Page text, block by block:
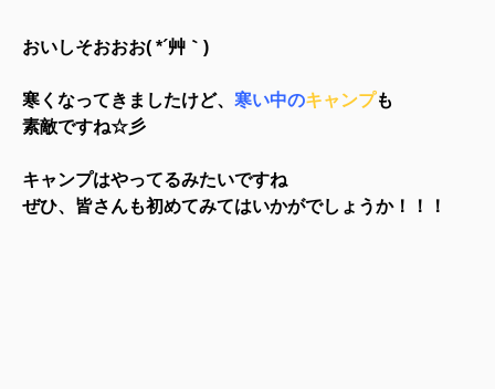
おいしそおおお( *´艸｀)
寒くなってきましたけど、 寒い中のキャンプも
素敵ですね☆彡
キャンプはやってるみたいですね
ぜひ、皆さんも初めてみてはいかがでしょうか！！！